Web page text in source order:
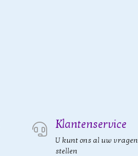
Klantenservice
U kunt ons al uw vragen
stellen